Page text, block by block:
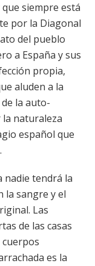
siempre está
por la Diagonal
del pueblo
a España y sus
propia,
aluden a la
la auto-
naturaleza
español que
nadie tendrá la
la sangre y el
Las
de las casas
es la